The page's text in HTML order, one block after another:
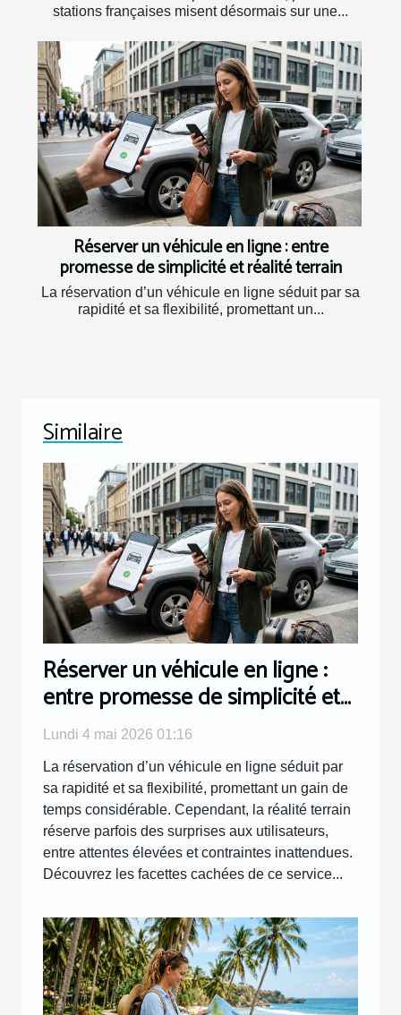
stations françaises misent désormais sur une...
Réserver un véhicule en ligne : entre
promesse de simplicité et réalité terrain
La réservation d’un véhicule en ligne séduit par sa
rapidité et sa flexibilité, promettant un...
Similaire
Réserver un véhicule en ligne :
entre promesse de simplicité et
réalité terrain
Lundi 4 mai 2026 01:16
La réservation d’un véhicule en ligne séduit par
sa rapidité et sa flexibilité, promettant un gain de
temps considérable. Cependant, la réalité terrain
réserve parfois des surprises aux utilisateurs,
entre attentes élevées et contraintes inattendues.
Découvrez les facettes cachées de ce service...